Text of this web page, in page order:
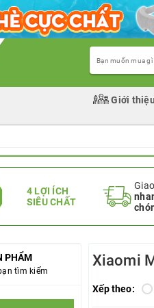
Giới
4 LỢI ÍCH
SIÊU CHẤT
PHẨM
tìm kiếm
Xiaomi
Xếp theo: